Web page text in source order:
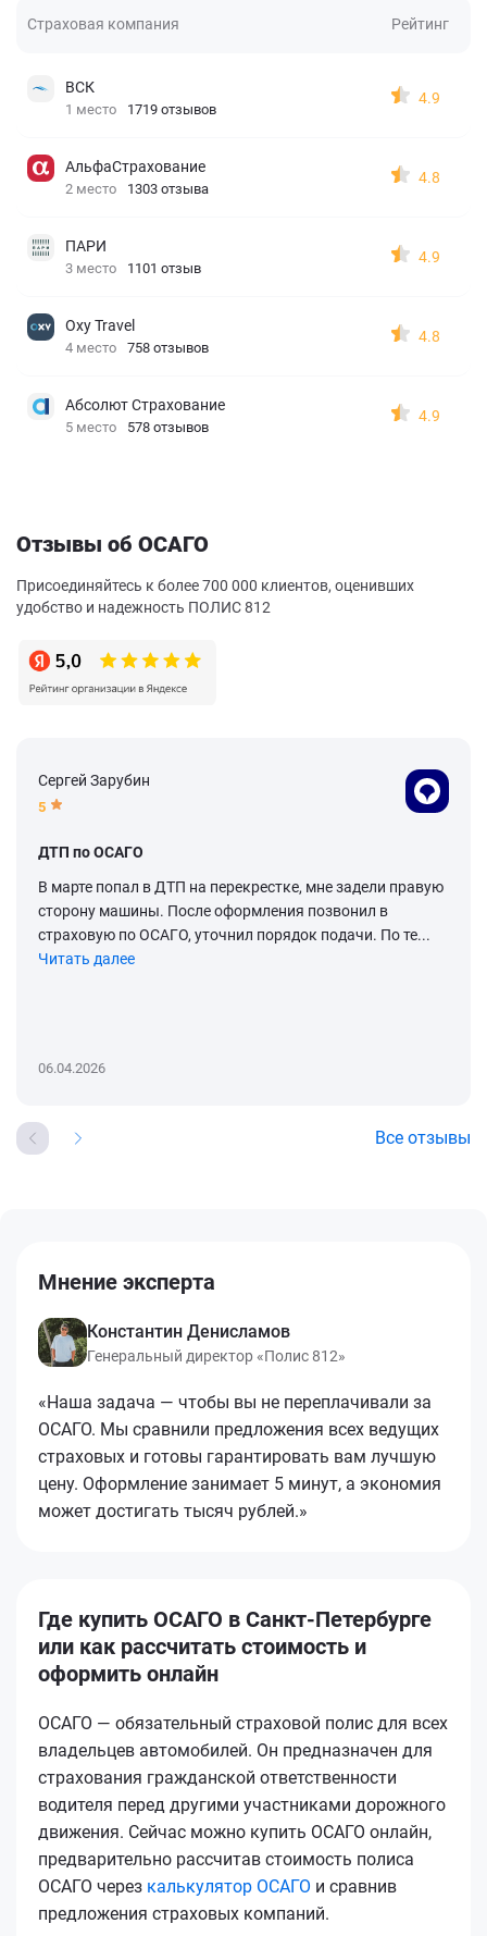
Страховая компания Рейтинг
ВСК
1 место 1719 отзывов
4.9
АльфаСтрахование
2 место 1303 отзыва
4.8
ПАРИ
3 место 1101 отзыв
4.9
Oxy Travel
4 место 758 отзывов
4.8
Абсолют Страхование
5 место 578 отзывов
4.9
Отзывы об ОСАГО
Присоединяйтесь к более 700 000 клиентов, оценивших
удобство и надежность ПОЛИС 812
Сергей Зарубин
5
ДТП по ОСАГО
В марте попал в ДТП на перекрестке, мне задели правую
сторону машины. После оформления позвонил в
страховую по ОСАГО, уточнил порядок подачи. По те...
Читать далее
06.04.2026
Все отзывы
Мнение эксперта
Константин Денисламов
Генеральный директор «Полис 812»
«Наша задача — чтобы вы не переплачивали за
ОСАГО. Мы сравнили предложения всех ведущих
страховых и готовы гарантировать вам лучшую
цену. Оформление занимает 5 минут, а экономия
может достигать тысяч рублей.»
Где купить ОСАГО в Санкт-Петербурге
или как рассчитать стоимость и
оформить онлайн
ОСАГО — обязательный страховой полис для всех
владельцев автомобилей. Он предназначен для
страхования гражданской ответственности
водителя перед другими участниками дорожного
движения. Сейчас можно купить ОСАГО онлайн,
предварительно рассчитав стоимость полиса
ОСАГО через калькулятор ОСАГО и сравнив
предложения страховых компаний.